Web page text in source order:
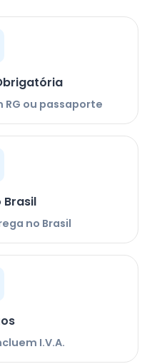
ou passaporte
Brasil
no Brasil
I.V.A.